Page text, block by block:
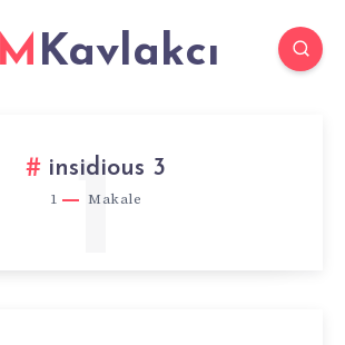
MKavlakcı
insidious 3
1 Makale
1